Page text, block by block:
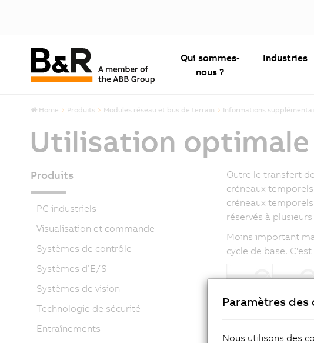
Qui sommes-
nous ?
Industries
Home Produits Modules réseau et bus de terrain Informations
Utilisation optimale
Outre le transfert
créneaux
créneaux
réservés à
Moins important
cycle de base.
Produits
PC industriels
Visualisation et commande
Systèmes de contrôle
Systèmes d’E/S
Systèmes de vision
Technologie de sécurité
Entraînements
Paramètres des
Nous utilisons des